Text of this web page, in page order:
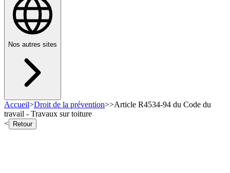
Nos autres sites
Accueil>Droit de la prévention>>Article R4534-94 du Code du
travail - Travaux sur toiture
<
Retour